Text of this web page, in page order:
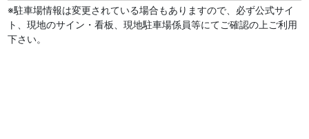
※駐車場情報は変更されている場合もありますので、必ず公式サイ
ト、現地のサイン・看板、現地駐車場係員等にてご確認の上ご利用
下さい。